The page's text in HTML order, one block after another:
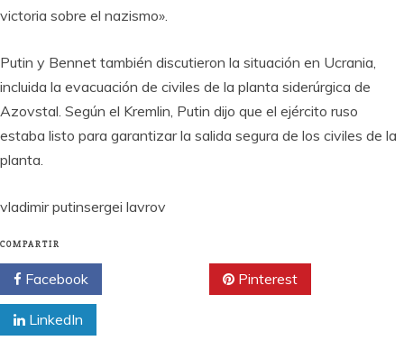
victoria sobre el nazismo».
Putin y Bennet también discutieron la situación en Ucrania,
incluida la evacuación de civiles de la planta siderúrgica de
Azovstal. Según el Kremlin, Putin dijo que el ejército ruso
estaba listo para garantizar la salida segura de los civiles de la
planta.
vladimir putinsergei lavrov
COMPARTIR
Facebook Pinterest
LinkedIn